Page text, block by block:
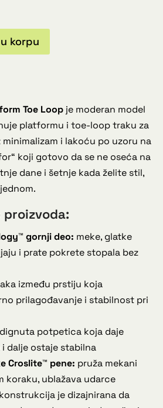
korpu
Toe Loop je moderan model
platformu i toe-loop traku za
i lakoću po uzoru na
koji gotovo da se ne oseća na
dane i šetnje kada želite stil,
gornji deo: meke, glatke
i prate pokrete stopala bez
između prstiju koja
prilagođavanje i stabilnost pri
potpetica koja daje
dalje ostaje stabilna
Croslite™ pene: pruža mekani
koraku, ublažava udarce
konstrukcija je dizajnirana da